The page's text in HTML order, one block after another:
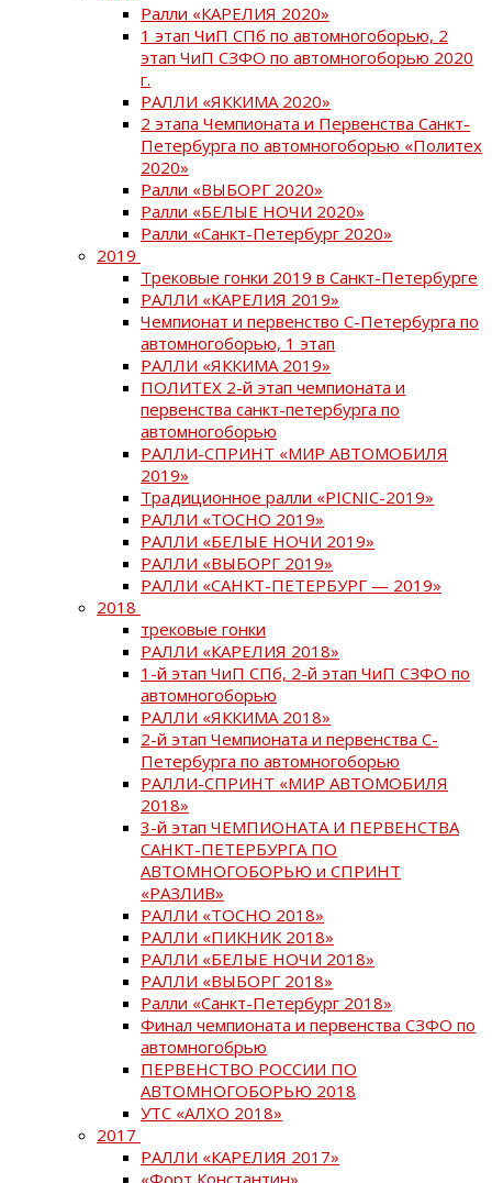
Ралли «КАРЕЛИЯ 2020»
1 этап ЧиП СПб по автомногоборью, 2
этап ЧиП СЗФО по автомногоборью 2020
г.
РАЛЛИ «ЯККИМА 2020»
2 этапа Чемпионата и Первенства Санкт-
Петербурга по автомногоборью «Политех
2020»
Ралли «ВЫБОРГ 2020»
Ралли «БЕЛЫЕ НОЧИ 2020»
Ралли «Санкт-Петербург 2020»
2019
Трековые гонки 2019 в Санкт-Петербурге
РАЛЛИ «КАРЕЛИЯ 2019»
Чемпионат и первенство С-Петербурга по
автомногоборью, 1 этап
РАЛЛИ «ЯККИМА 2019»
ПОЛИТЕХ 2-й этап чемпионата и
первенства санкт-петербурга по
автомногоборью
РАЛЛИ-СПРИНТ «МИР АВТОМОБИЛЯ
2019»
Традиционное ралли «PICNIC-2019»
РАЛЛИ «ТОСНО 2019»
РАЛЛИ «БЕЛЫЕ НОЧИ 2019»
РАЛЛИ «ВЫБОРГ 2019»
РАЛЛИ «САНКТ-ПЕТЕРБУРГ — 2019»
2018
трековые гонки
РАЛЛИ «КАРЕЛИЯ 2018»
1-й этап ЧиП СПб, 2-й этап ЧиП СЗФО по
автомногоборью
РАЛЛИ «ЯККИМА 2018»
2-й этап Чемпионата и первенства С-
Петербурга по автомногоборью
РАЛЛИ-СПРИНТ «МИР АВТОМОБИЛЯ
2018»
3-й этап ЧЕМПИОНАТА И ПЕРВЕНСТВА
САНКТ-ПЕТЕРБУРГА ПО
АВТОМНОГОБОРЬЮ и СПРИНТ
«РАЗЛИВ»
РАЛЛИ «ТОСНО 2018»
РАЛЛИ «ПИКНИК 2018»
РАЛЛИ «БЕЛЫЕ НОЧИ 2018»
РАЛЛИ «ВЫБОРГ 2018»
Ралли «Санкт-Петербург 2018»
Финал чемпионата и первенства СЗФО по
автомногобрью
ПЕРВЕНСТВО РОССИИ ПО
АВТОМНОГОБОРЬЮ 2018
УТС «АЛХО 2018»
2017
РАЛЛИ «КАРЕЛИЯ 2017»
«Форт Константин»